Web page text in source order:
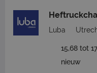
Luba
15,68 tot 17
nieuw